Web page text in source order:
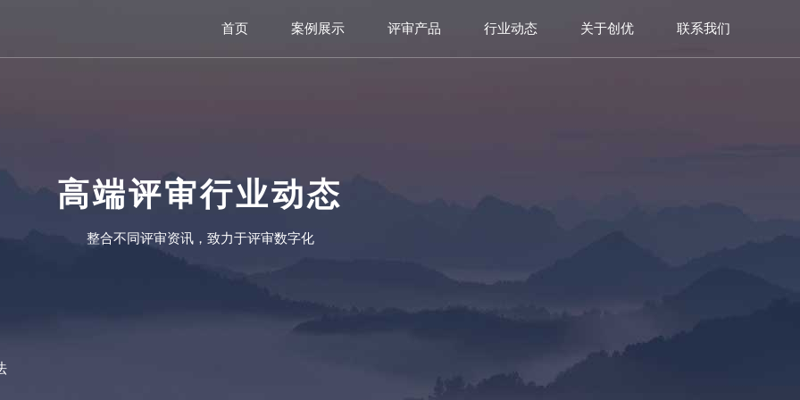
首页 案例展示 评审产品 行业动态 关于创优 联系我们
高端评审行业动态
整合不同评审资讯，致力于评审数字化